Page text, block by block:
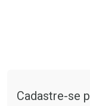
Ativar Desconto
Cadastre-se